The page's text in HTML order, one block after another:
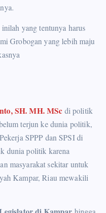
yang tentunya harus
Grobogan yang lebih maju
SH. MH. MSc di politik
terjun ke dunia politik,
SPPP dan SPSI di
dunia politik karena
masyarakat sekitar untuk
Kampar, Riau mewakili